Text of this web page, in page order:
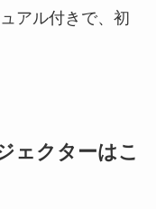
アル付きで、初
ェクターはこ